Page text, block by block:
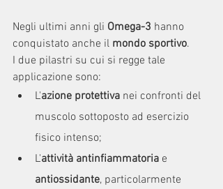
Negli ultimi anni gli Omega-3 hanno
conquistato anche il mondo sportivo.
I due pilastri su cui si regge tale
applicazione sono:
L'azione protettiva nei confronti del
muscolo sottoposto ad esercizio
fisico intenso;
L'attività antinfiammatoria e
antiossidante, particolarmente